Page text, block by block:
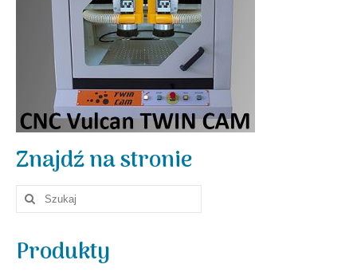
O nas
Kontakt
Aktualności
Znajdź na stronie
Szuklaj
Produkty